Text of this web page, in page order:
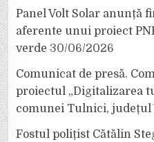
Panel Volt Solar anunță
aferente unui proiect
verde 30/06/2026
Comunicat de presă.
proiectul „Digitalizarea
comunei Tulnici, județul
Fostul polițist Cătălin